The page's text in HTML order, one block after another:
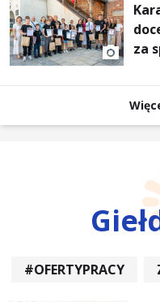
za
#OFERTYPRACY